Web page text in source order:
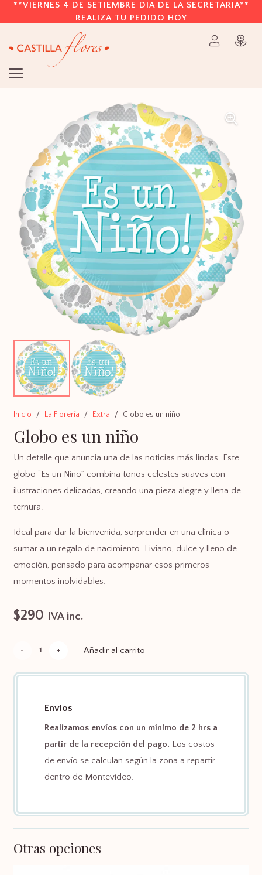
**VIERNES 4 DE SETIEMBRE DIA DE LA SECRETARIA**
REALIZA TU PEDIDO HOY
Inicio / La Florería / Extra / Globo es un niño
Globo es un niño
Un detalle que anuncia una de las noticias más lindas. Este
globo “Es un Niño” combina tonos celestes suaves con
ilustraciones delicadas, creando una pieza alegre y llena de
ternura.
Ideal para dar la bienvenida, sorprender en una clínica o
sumar a un regalo de nacimiento. Liviano, dulce y lleno de
emoción, pensado para acompañar esos primeros
momentos inolvidables.
$290 IVA inc.
Globo Añadir al carrito
Envios
Realizamos envíos con un mínimo de 2 hrs a
partir de la recepción del pago. Los costos
de envío se calculan según la zona a repartir
dentro de Montevideo.
Otras opciones